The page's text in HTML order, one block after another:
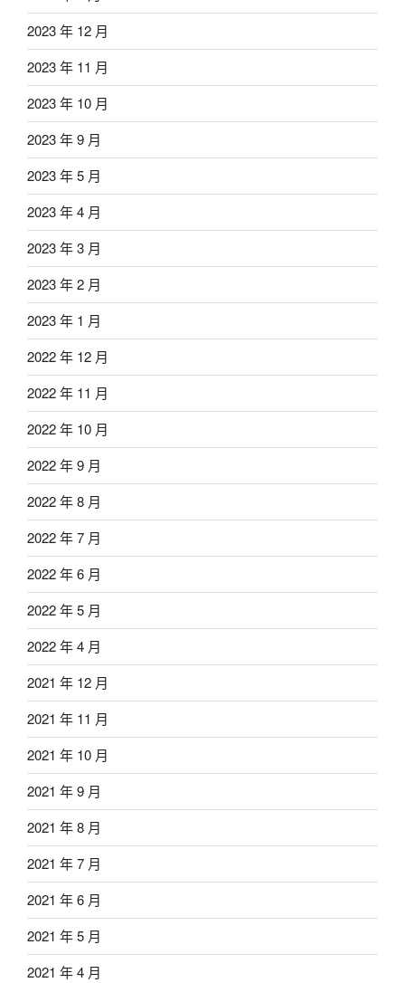
2023 年 12 月
2023 年 11 月
2023 年 10 月
2023 年 9 月
2023 年 5 月
2023 年 4 月
2023 年 3 月
2023 年 2 月
2023 年 1 月
2022 年 12 月
2022 年 11 月
2022 年 10 月
2022 年 9 月
2022 年 8 月
2022 年 7 月
2022 年 6 月
2022 年 5 月
2022 年 4 月
2021 年 12 月
2021 年 11 月
2021 年 10 月
2021 年 9 月
2021 年 8 月
2021 年 7 月
2021 年 6 月
2021 年 5 月
2021 年 4 月